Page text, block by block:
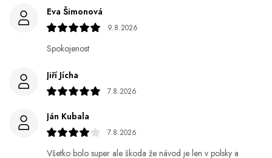
Eva Šimonová
9.8.2026
Spokojenost
Jiří Jícha
7.8.2026
Ján Kubala
7.8.2026
Všetko bolo super ale škoda že návod je len v polsky a